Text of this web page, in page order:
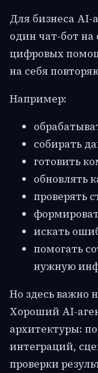
Для бизнеса AI-
один чат-бот на
цифровых
на себя
Например:
собирать
готовить
обновлять
проверять
искать
помогать
нужную
Но здесь важно
Хороший AI-
архитектуры:
интеграций,
проверки